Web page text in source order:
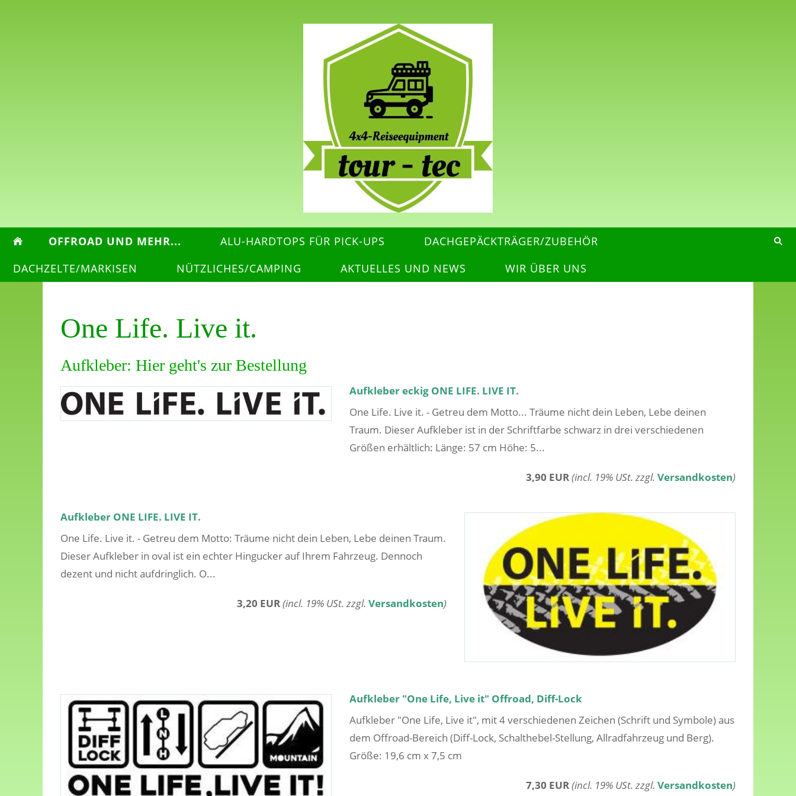
OFFROAD UND MEHR... ALU-HARDTOPS FÜR PICK-UPS
DACHGEPÄCKTRÄGER/ZUBEHÖR
DACHZELTE/MARKISEN
NÜTZLICHES/CAMPING AKTUELLES UND NEWS WIR ÜBER UNS
One Life. Live it.
Aufkleber: Hier geht's zur Bestellung
Aufkleber eckig ONE LIFE. LIVE IT.
One Life. Live it. - Getreu dem Motto... Träume nicht dein Leben, Lebe deinen
Traum. Dieser Aufkleber ist in der Schriftfarbe schwarz in drei verschiedenen
Größen erhältlich: Länge: 57 cm Höhe: 5...
3,90 EUR(incl. 19% USt. zzgl. Versandkosten)
Aufkleber ONE LIFE. LIVE IT.
One Life. Live it. - Getreu dem Motto: Träume nicht dein Leben, Lebe deinen Traum.
Dieser Aufkleber in oval ist ein echter Hingucker auf Ihrem Fahrzeug. Dennoch
dezent und nicht aufdringlich. O...
3,20 EUR(incl. 19% USt. zzgl. Versandkosten)
Aufkleber "One Life, Live it" Offroad, Diff-Lock
Aufkleber "One Life, Live it", mit 4 verschiedenen Zeichen (Schrift und Symbole) aus
dem Offroad-Bereich (Diff-Lock, Schalthebel-Stellung, Allradfahrzeug und Berg).
Größe: 19,6 cm x 7,5 cm
7,30 EUR(incl. 19% USt. zzgl. Versandkosten)